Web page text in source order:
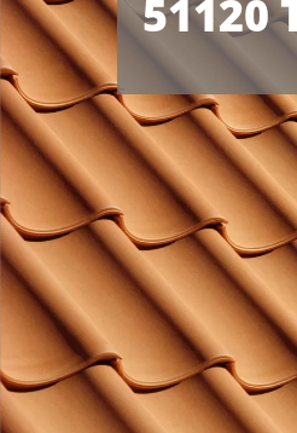
51120